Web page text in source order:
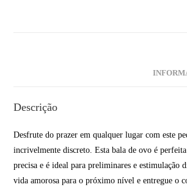
Descrição
Desfrute do prazer em qualquer lugar com este
incrivelmente discreto. Esta bala de ovo é
precisa e é ideal para preliminares e estimulação
vida amorosa para o próximo nível e entregue o